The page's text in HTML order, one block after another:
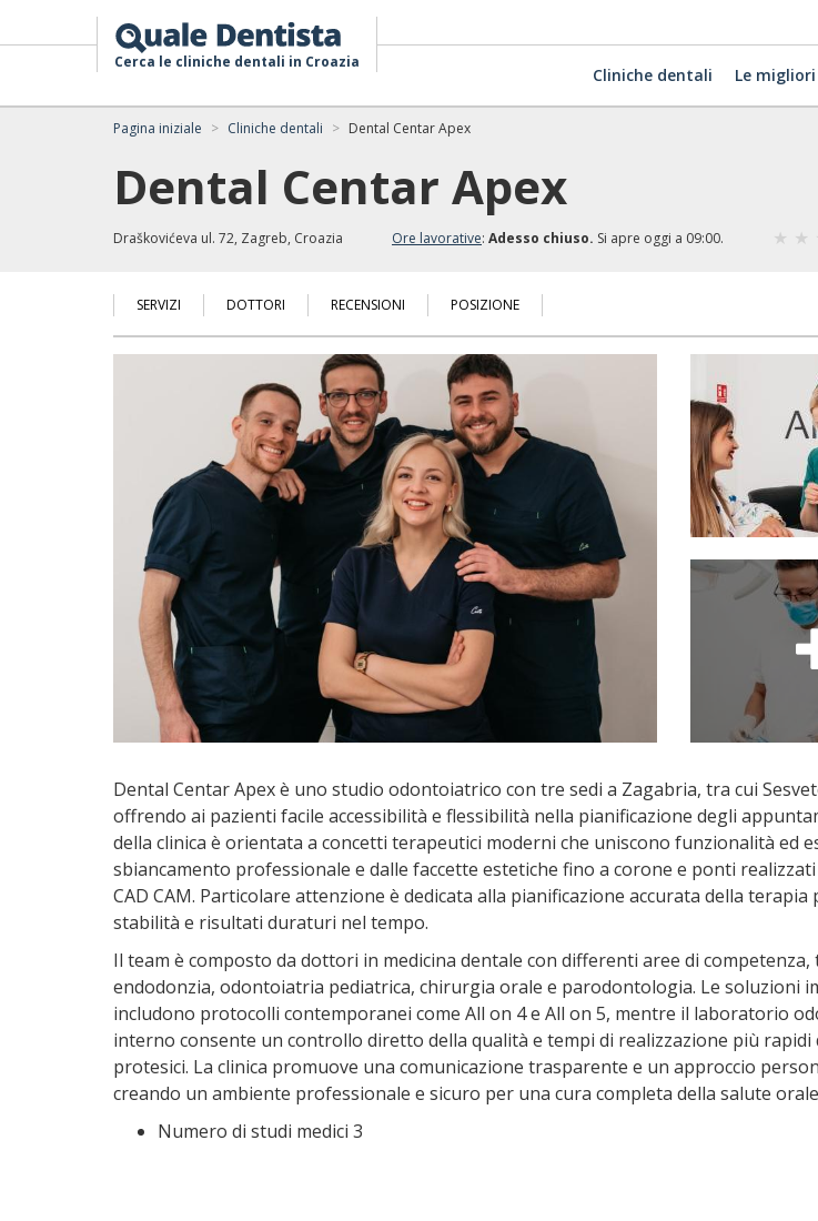
Cerca le cliniche dentali in Croazia
Cliniche dentali Le
Pagina iniziale Cliniche dentali Dental Centar Apex
Dental Centar Apex
Draškovićeva ul. 72, Zagreb, Croazia Ore lavorative: Adesso chiuso. Si apre oggi a 09:00.
SERVIZI DOTTORI RECENSIONI POSIZIONE
Dental Centar Apex è uno studio odontoiatrico con tre sedi a Zagabria, tra cui
offrendo ai pazienti facile accessibilità e flessibilità nella pianificazione degli
della clinica è orientata a concetti terapeutici moderni che uniscono funzionalità ed
sbiancamento professionale e dalle faccette estetiche fino a corone e ponti
CAD CAM. Particolare attenzione è dedicata alla pianificazione accurata della
stabilità e risultati duraturi nel tempo.
Il team è composto da dottori in medicina dentale con differenti aree di
endodonzia, odontoiatria pediatrica, chirurgia orale e parodontologia. Le soluzioni
includono protocolli contemporanei come All on 4 e All on 5, mentre il laboratorio
interno consente un controllo diretto della qualità e tempi di realizzazione più rapidi
protesici. La clinica promuove una comunicazione trasparente e un approccio
creando un ambiente professionale e sicuro per una cura completa della salute
Numero di studi medici 3